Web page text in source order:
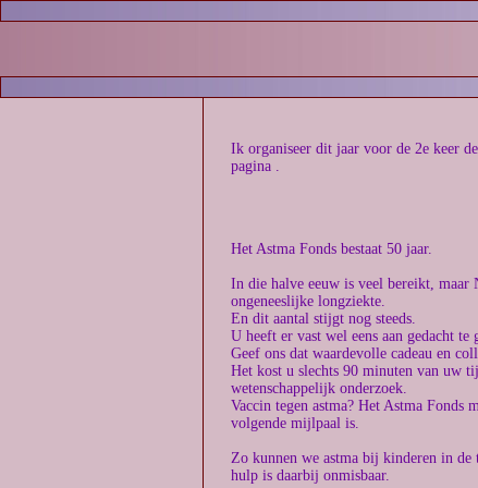
Ik organiseer dit jaar voor de 2e keer
pagina .
Het Astma Fonds bestaat 50 jaar.
In die halve eeuw is veel bereikt, maar
ongeneeslijke longziekte.
En dit aantal stijgt nog steeds.
U heeft er vast wel eens aan gedacht te
Geef ons dat waardevolle cadeau en
Het kost u slechts 90 minuten van uw
wetenschappelijk onderzoek.
Vaccin tegen astma? Het Astma Fonds
volgende mijlpaal is.
Zo kunnen we astma bij kinderen in
hulp is daarbij onmisbaar.